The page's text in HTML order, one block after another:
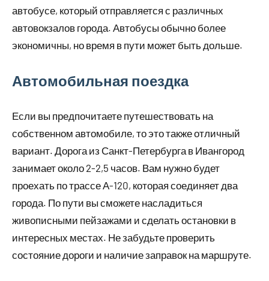
автобусе, который отправляется с различных
автовокзалов города. Автобусы обычно более
экономичны, но время в пути может быть дольше.
Автомобильная поездка
Если вы предпочитаете путешествовать на
собственном автомобиле, то это также отличный
вариант. Дорога из Санкт-Петербурга в Ивангород
занимает около 2-2,5 часов. Вам нужно будет
проехать по трассе А-120, которая соединяет два
города. По пути вы сможете насладиться
живописными пейзажами и сделать остановки в
интересных местах. Не забудьте проверить
состояние дороги и наличие заправок на маршруте.